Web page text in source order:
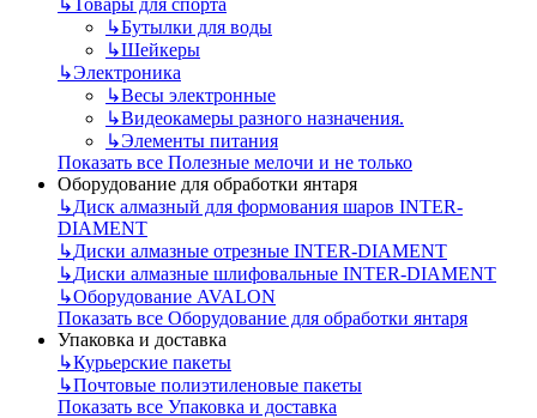
↳Бутылки для воды
↳Шейкеры
↳Электроника
↳Весы электронные
↳Видеокамеры разного назначения.
↳Элементы питания
Показать все Полезные мелочи и не только
Оборудование для обработки янтаря
↳Диск алмазный для формования шаров INTER-
DIAMENT
↳Диски алмазные отрезные INTER-DIAMENT
↳Диски алмазные шлифовальные INTER-DIAMENT
↳Оборудование AVALON
Показать все Оборудование для обработки янтаря
Упаковка и доставка
↳Курьерские пакеты
↳Почтовые полиэтиленовые пакеты
Показать все Упаковка и доставка